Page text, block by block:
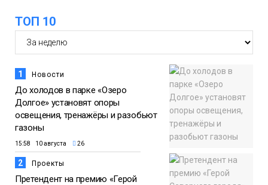
ТОП 10
1 Новости
До холодов в парке «Озеро
Долгое» установят опоры
освещения, тренажёры и разобьют
газоны
15:58 10 августа 26
2 Проекты
Претендент на премию «Герой